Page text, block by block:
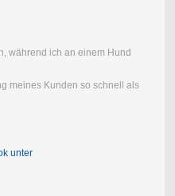
während ich an einem Hund
meines Kunden so schnell als
unter